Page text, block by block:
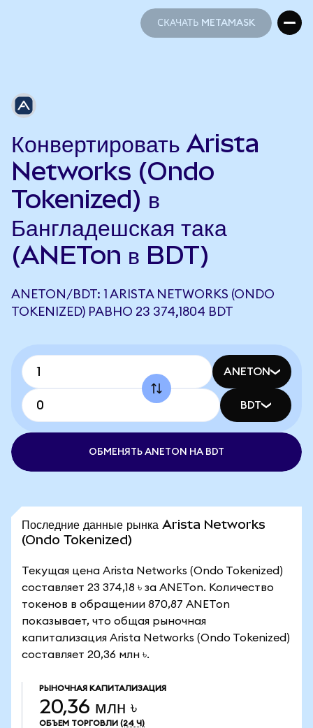
СКАЧАТЬ METAMASK
Конвертировать Arista
Networks (Ondo
Tokenized) в
Бангладешская така
(ANETon в BDT)
ANETON/BDT: 1 ARISTA NETWORKS (ONDO
TOKENIZED) РАВНО 23 374,1804 BDT
ANETON
BDT
ОБМЕНЯТЬ ANETON НА BDT
Последние данные рынка Arista Networks
(Ondo Tokenized)
Текущая цена Arista Networks (Ondo Tokenized)
составляет 23 374,18 ৳ за ANETon. Количество
токенов в обращении 870,87 ANETon
показывает, что общая рыночная
капитализация Arista Networks (Ondo Tokenized)
составляет 20,36 млн ৳.
РЫНОЧНАЯ КАПИТАЛИЗАЦИЯ
20,36 млн ৳
ОБЪЕМ ТОРГОВЛИ (24 Ч)